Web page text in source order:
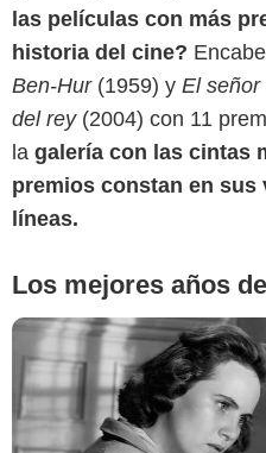
las películas con más
historia del cine?
Ben-Hur(1959) y El señor
del rey(2004) con 11
la galería con las cintas
premios constan en
líneas.
Los mejores años